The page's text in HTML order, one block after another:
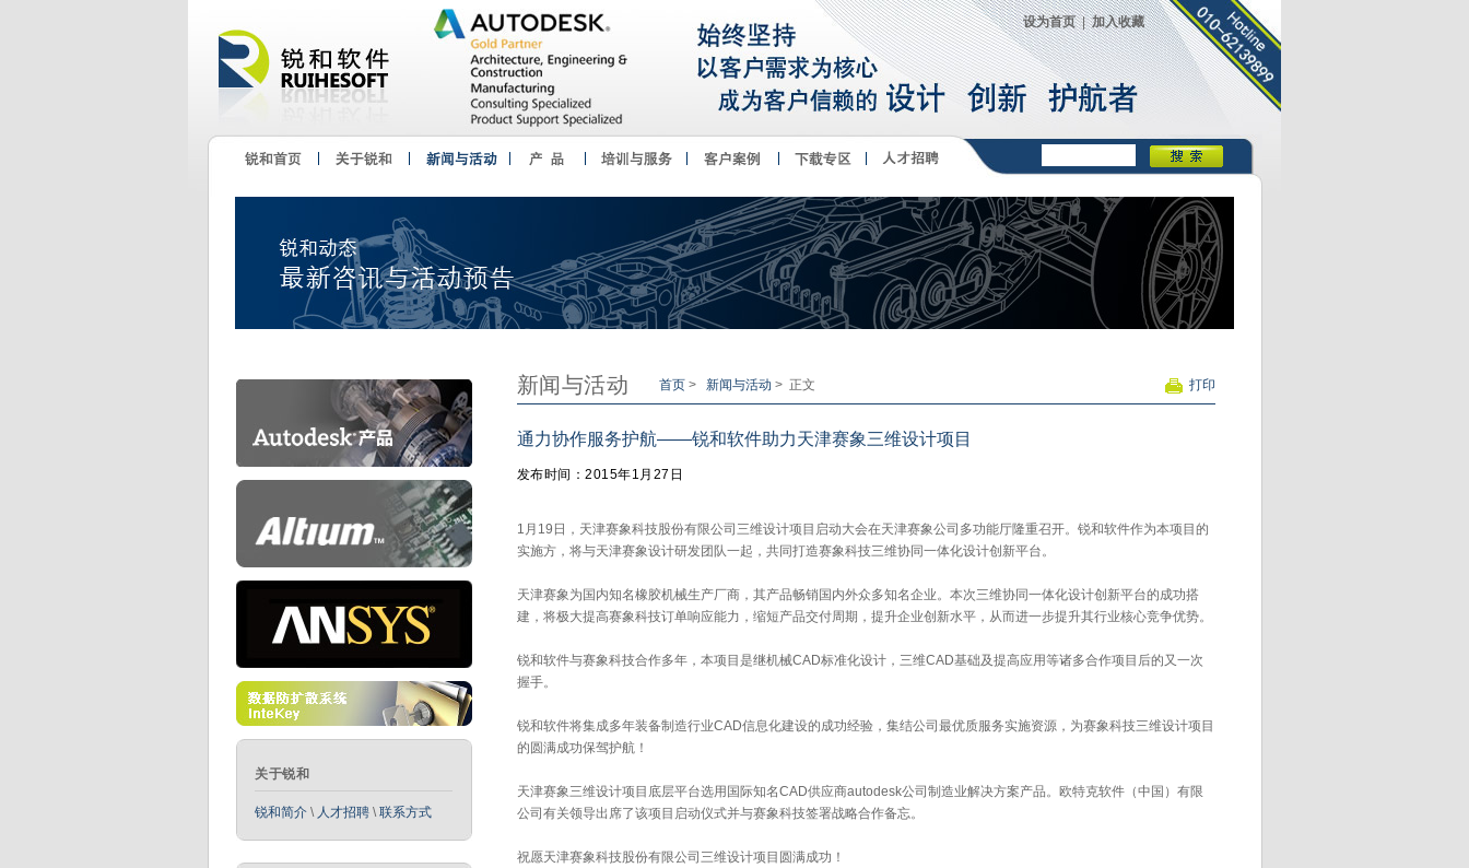
设为首页|加入收藏
关于锐和
锐和简介 \ 人才招聘 \联系方式
新闻与活动 首页> 新闻与活动 > 正文 打印
通力协作服务护航——锐和软件助力天津赛象三维设计项目
发布时间：2015年1月27日
1月19日，天津赛象科技股份有限公司三维设计项目启动大会在天津赛象公司多功能厅隆重召开。锐和软件作为本项目的
实施方，将与天津赛象设计研发团队一起，共同打造赛象科技三维协同一体化设计创新平台。
天津赛象为国内知名橡胶机械生产厂商，其产品畅销国内外众多知名企业。本次三维协同一体化设计创新平台的成功搭
建，将极大提高赛象科技订单响应能力，缩短产品交付周期，提升企业创新水平，从而进一步提升其行业核心竞争优势。
锐和软件与赛象科技合作多年，本项目是继机械CAD标准化设计，三维CAD基础及提高应用等诸多合作项目后的又一次
握手。
锐和软件将集成多年装备制造行业CAD信息化建设的成功经验，集结公司最优质服务实施资源，为赛象科技三维设计项目
的圆满成功保驾护航！
天津赛象三维设计项目底层平台选用国际知名CAD供应商autodesk公司制造业解决方案产品。欧特克软件（中国）有限
公司有关领导出席了该项目启动仪式并与赛象科技签署战略合作备忘。
祝愿天津赛象科技股份有限公司三维设计项目圆满成功！